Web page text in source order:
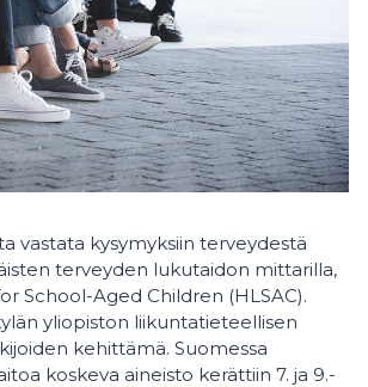
vastata kysymyksiin terveydestä
terveyden lukutaidon mittarilla,
School-Aged Children (HLSAC).
yliopiston liikuntatieteellisen
kehittämä. Suomessa
koskeva aineisto kerättiin 7. ja 9.-